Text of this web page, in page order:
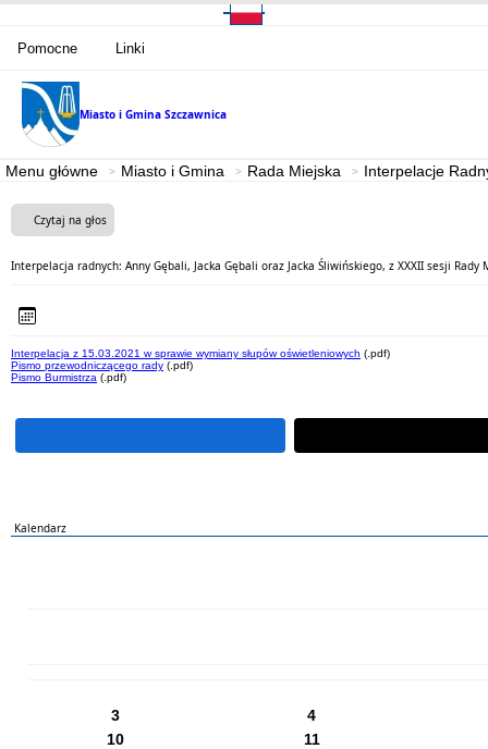
Pomocne Linki
Miasto i Gmina Szczawnica
Menu główne Miasto i Gmina Rada Miejska Interpelacje
Czytaj na głos
Interpelacja radnych: Anny Gębali, Jacka Gębali oraz Jacka Śliwińskiego, z XXXII sesji Rady
Interpelacja z 15.03.2021 w sprawie wymiany słupów oświetleniowych (.pdf)
Pismo przewodniczącego rady (.pdf)
Pismo Burmistrza (.pdf)
Kalendarz
3
4
10
11